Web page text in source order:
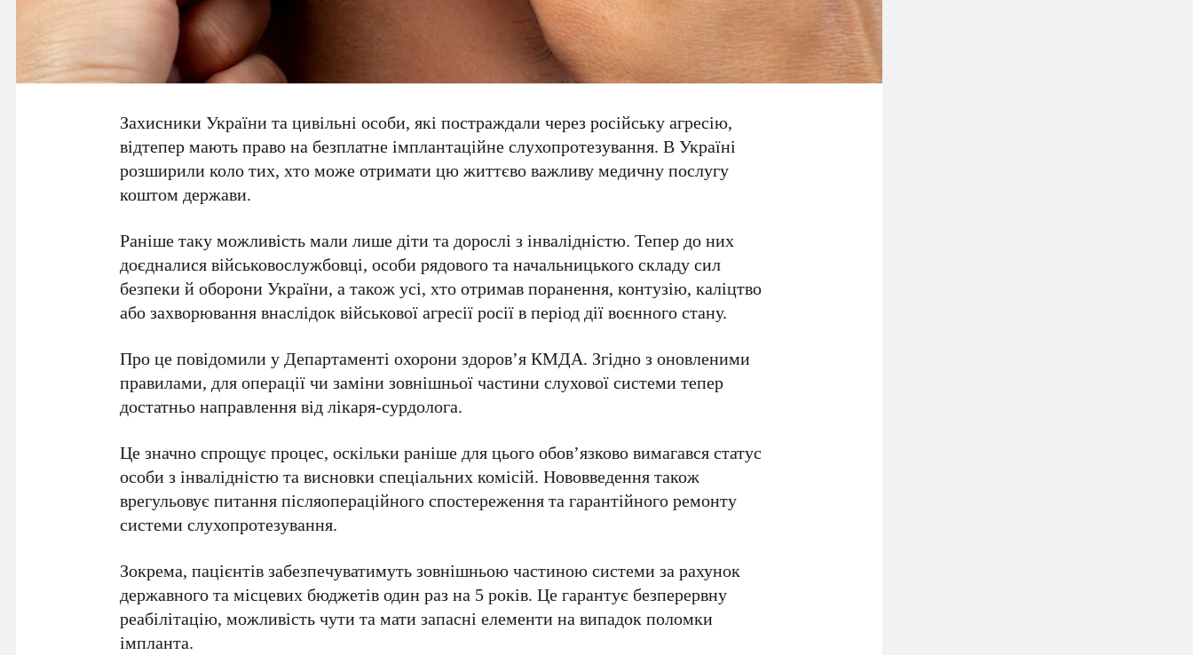
Захисники Українита цивільні особи, які постраждали через російську агресію,
відтепер мають право на безплатнеімплантаційне слухопротезування. В Україні
розширили коло тих, хто може отримати цю життєво важливу медичну послугу
коштом держави.
Раніше таку можливість мали лише діти та дорослі з інвалідністю. Тепер до них
доєдналисявійськовослужбовці, особи рядового та начальницького складу сил
безпеки й оборони України, а також усі, хто отримав поранення, контузію, каліцтво
або захворювання внаслідок військової агресії росії в період дії воєнного стану.
Про це повідомили уДепартаменті охорони здоров’я КМДА. Згідно з оновленими
правилами, для операції чи заміни зовнішньої частини слухової системи тепер
достатньо направлення від лікаря-сурдолога.
Це значно спрощує процес, оскільки раніше для цього обов’язково вимагався статус
особи з інвалідністю та висновки спеціальних комісій. Нововведення також
врегульовує питання післяопераційного спостереження та гарантійного ремонту
системи слухопротезування.
Зокрема, пацієнтів забезпечуватимуть зовнішньою частиною системи за рахунок
державного та місцевих бюджетіводин раз на 5 років. Це гарантує безперервну
реабілітацію, можливість чути та мати запасні елементи на випадок поломки
імпланта.